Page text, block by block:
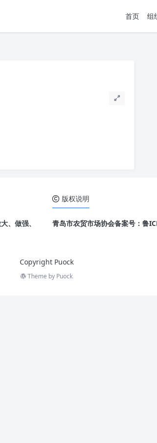
首页 组
、做强、
版权说明
青岛市农贸市场协会备案号：鲁
Copyright Puock
Theme by Puock